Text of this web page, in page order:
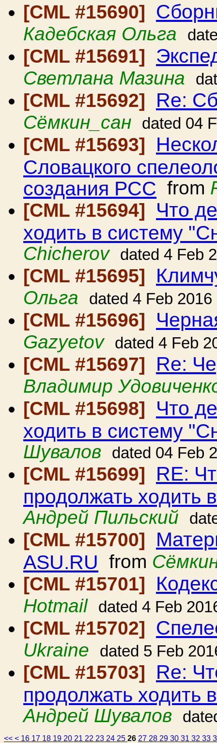
[CML #15690]
Кадебская Ольга
[CML #15691]
Светлана Мазина
[CML #15692] Re:
Сёмкин_сан dated 04
[CML #15693]
Словацкого
создания РСС from
[CML #15694]
Что
ходить в систему
Chicherov
dated 4 Feb
[CML #15695]
Ольга dated 4 Feb 2016
[CML #15696]
Gazyetov dated 4 Feb
[CML #15697] Re:
Владимир
[CML #15698]
Что
ходить в систему
Шувалов
dated 04 Feb
[CML #15699] RE:
продолжать ходить
Андрей Пильский
[CML #15700]
ASU.RU from
[CML #15701]
Hotmail dated 4 Feb
[CML #15702]
Ukraine dated 5 Feb
[CML #15703] Re:
продолжать ходить
Андрей Шувалов
<< < 16 17 18 19 20 21 22 23 24 25 26 27 28 29 30 31 32 33